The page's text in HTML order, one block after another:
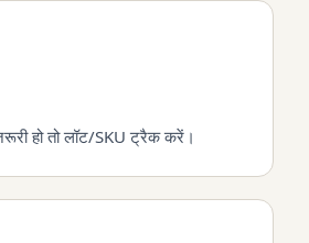
हो तो लॉट/SKU ट्रैक करें।